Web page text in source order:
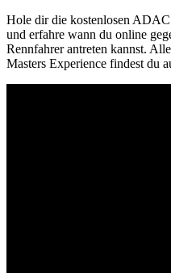
Hole dir die kostenlosen
und erfahre wann du online
Rennfahrer antreten kannst.
Masters Experience findest du